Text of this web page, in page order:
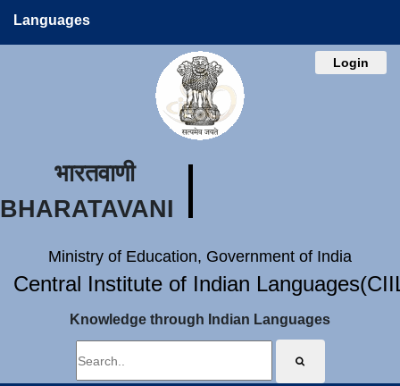
Languages
Login
भारतवाणी
BHARATAVANI
Ministry of Education, Government of India
Central Institute of Indian
Knowledge through Indian Languages